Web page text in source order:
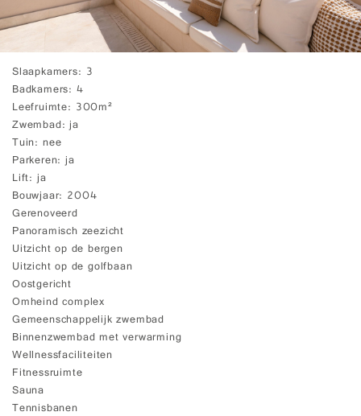
Slaapkamers 3
Badkamers 4
Leefruimte 300m²
Zwembad ja
Tuin nee
Parkeren ja
Lift ja
Bouwjaar 2004
Gerenoveerd
Panoramisch zeezicht
Uitzicht op de bergen
Uitzicht op de golfbaan
Oostgericht
Omheind complex
Gemeenschappelijk zwembad
Binnenzwembad met verwarming
Wellnessfaciliteiten
Fitnessruimte
Sauna
Tennisbanen